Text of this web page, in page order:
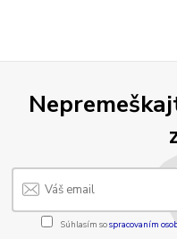
Súhlasím sospracovaním